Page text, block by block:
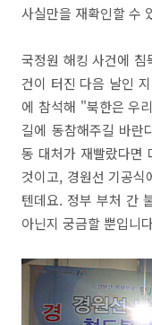
사실만을 재확인할 수
국정원 해킹 사건에
건이 터진 다음 날인
에 참석해 "북한은 우
길에 동참해주길 바란
동 대처가 재빨랐다면
것이고, 경원선 기공
텐데요. 정부 부처 간
아닌지 궁금할 뿐입니